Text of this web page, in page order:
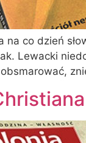
na co dzień
Lewacki